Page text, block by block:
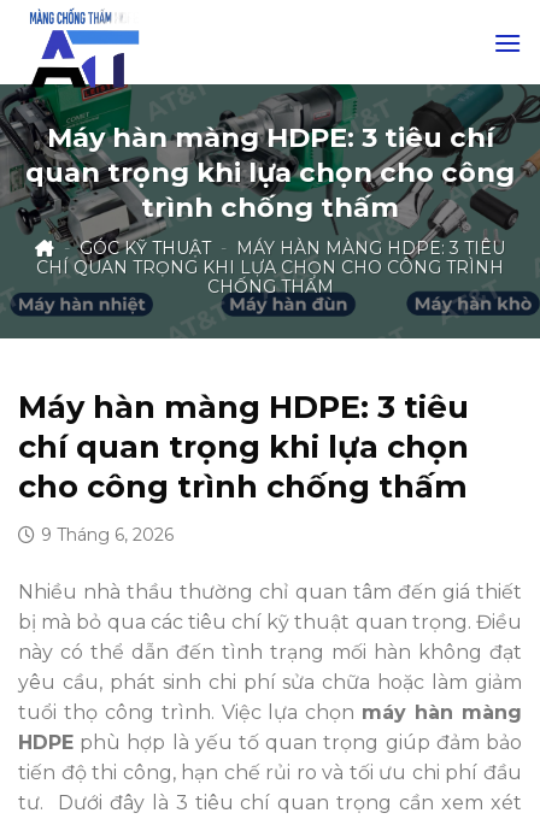
Skip
content
Máy hàn màng HDPE: 3 tiêu chí
quan trọng khi lựa chọn cho công
trình chống thấm
- GÓC KỸ THUẬT - MÁY HÀN MÀNG HDPE: 3 TIÊU
CHÍ QUAN TRỌNG KHI LỰA CHỌN CHO CÔNG TRÌNH
CHỐNG THẤM
Máy hàn màng HDPE: 3 tiêu
chí quan trọng khi lựa chọn
cho công trình chống thấm
9 Tháng 6, 2026
Nhiều nhà thầu thường chỉ quan tâm đến giá thiết
bị mà bỏ qua các tiêu chí kỹ thuật quan trọng. Điều
này có thể dẫn đến tình trạng mối hàn không đạt
yêu cầu, phát sinh chi phí sửa chữa hoặc làm giảm
tuổi thọ công trình. Việc lựa chọn máy hàn màng
HDPE phù hợp là yếu tố quan trọng giúp đảm bảo
tiến độ thi công, hạn chế rủi ro và tối ưu chi phí đầu
tư. Dưới đây là 3 tiêu chí quan trọng cần xem xét